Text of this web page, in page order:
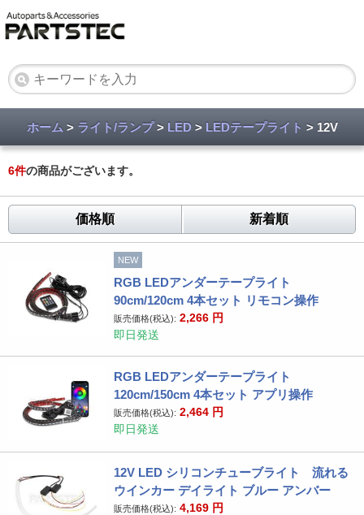
ホーム > ライト/ランプ> LED > LEDテープライト > 12V
6件の商品がございます。
価格順 新着順
NEW
RGB LEDアンダーテープライト
90cm/120cm 4本セット リモコン操作
販売価格(税込): 2,266 円
即日発送
RGB LEDアンダーテープライト
120cm/150cm 4本セット アプリ操作
販売価格(税込): 2,464 円
即日発送
12V LED シリコンチューブライト 流れる
ウインカー デイライト ブルー アンバー
販売価格(税込): 4,169 円